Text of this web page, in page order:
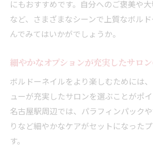
にもおすすめです。自分へのご褒美や
など、さまざまなシーンで上質なボル
んでみてはいかがでしょうか。
細やかなオプションが充実したサロ
ボルドーネイルをより楽しむためには
ューが充実したサロンを選ぶことがポ
名古屋駅周辺では、パラフィンパック
りなど細やかなケアがセットになった
す。